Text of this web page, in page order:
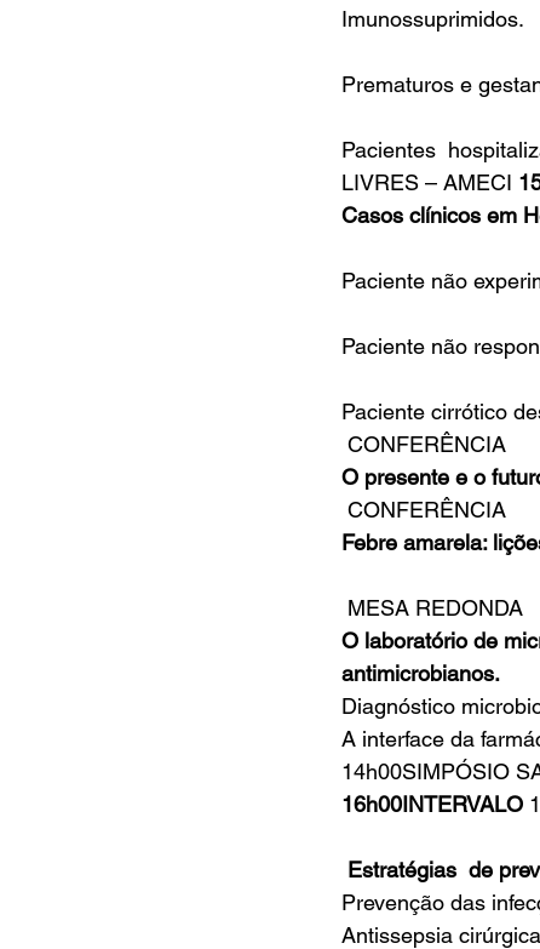
Imunossuprimidos.
Prematuros e
Pacientes
LIVRES – AMECI
Casos clínicos em
Paciente não
Paciente não
Paciente cirrótico
CONFERÊNCIA
O presente e o
CONFERÊNCIA
Febre amarela:
MESA REDONDA
O laboratório de
antimicrobianos.
Diagnóstico
A interface da
14h00SIMPÓSIO
16h00INTERVALO
Estratégias  de
Prevenção das
Antissepsia